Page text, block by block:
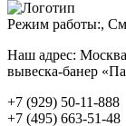
Режим работы:,
Наш адрес:
вывеска-банер
+7 (929) 50-11-888
+7 (495) 663-51-48